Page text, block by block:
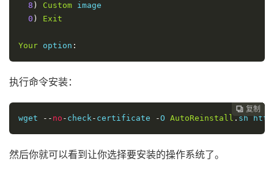
8 ) Custom image
0 ) Exit
Your option :
执行命令安装：
 复制
 复制
 复制
 复制
 复制
 复制
 复制
 复制
 复制
 复制
 复制
 复制
wget
-- no - check- certificate -O AutoReinstall . sh
然后你就可以看到让你选择要安装的操作系统了。